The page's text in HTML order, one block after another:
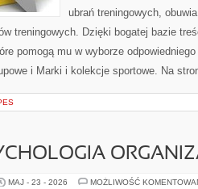
ubrań treningowych,
treningowych. Dzięki bogatej bazie
pomogą mu w wyborze
i Marki i kolekcje sportowe. Na
MAJ - 23 - 2026 MOŻLIWOŚĆ